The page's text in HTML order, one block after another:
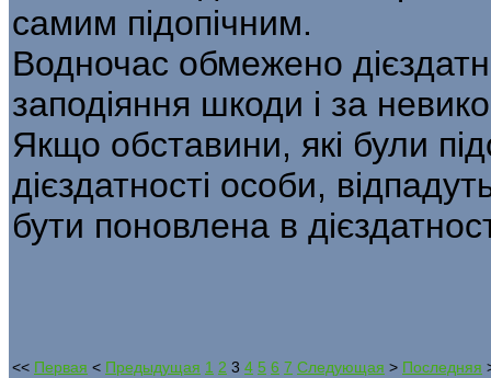
самим підопічним.
Водночас обмежено
заподіяння шкоди і за
Якщо обставини, які були
дієздатності особи,
бути поновлена в
<< Первая < Предыдущая 1 2 3 4 5 6 7 Следующая > Последняя